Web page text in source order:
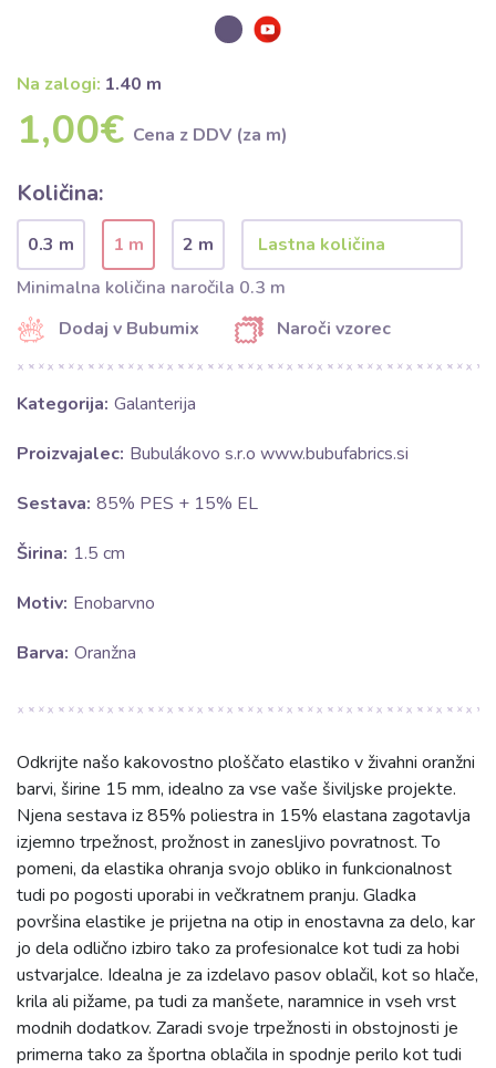
Na zalogi: 1.40 m
1,00€ Cena z DDV (za m)
Količina:
0.3 m 1 m
2 m
Minimalna količina naročila 0.3 m
Dodaj v Bubumix
Naroči vzorec
Kategorija: Galanterija
Proizvajalec: Bubulákovo s.r.o www.bubufabrics.si
Sestava: 85% PES + 15% EL
Širina: 1.5 cm
Motiv: Enobarvno
Barva: Oranžna
Odkrijte našo kakovostno ploščato elastiko v živahni oranžni
barvi, širine 15 mm, idealno za vse vaše šiviljske projekte.
Njena sestava iz 85% poliestra in 15% elastana zagotavlja
izjemno trpežnost, prožnost in zanesljivo povratnost. To
pomeni, da elastika ohranja svojo obliko in funkcionalnost
tudi po pogosti uporabi in večkratnem pranju. Gladka
površina elastike je prijetna na otip in enostavna za delo, kar
jo dela odlično izbiro tako za profesionalce kot tudi za hobi
ustvarjalce. Idealna je za izdelavo pasov oblačil, kot so hlače,
krila ali pižame, pa tudi za manšete, naramnice in vseh vrst
modnih dodatkov. Zaradi svoje trpežnosti in obstojnosti je
primerna tako za športna oblačila in spodnje perilo kot tudi